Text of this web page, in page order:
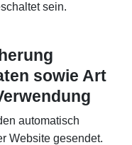
sein.
sowie Art
automatisch
Website gesendet.